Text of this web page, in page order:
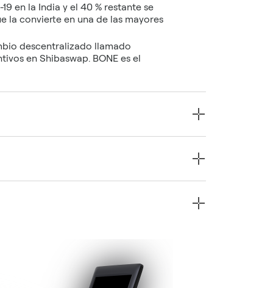
en la India y el 40 % restante se
la convierte en una de las mayores
descentralizado llamado
en Shibaswap. BONE es el